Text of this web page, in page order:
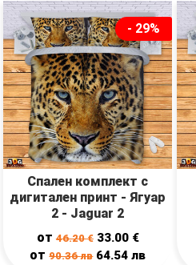
- 29%
Спален комплект с
дигитален принт - Ягуар
2 - Jaguar 2
от46.20€ 33.00 €
от90.36лв 64.54лв